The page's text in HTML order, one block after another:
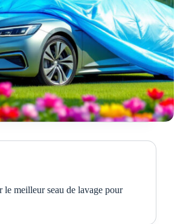
le meilleur seau de lavage pour